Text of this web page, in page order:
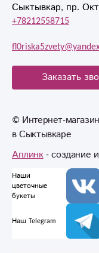
Сыктывкар, пр.
+78212558715
Заказать
© Интернет-
в Сыктывкаре
Аплинк- создание
Наши
цветочные
букеты
Наш Telegram